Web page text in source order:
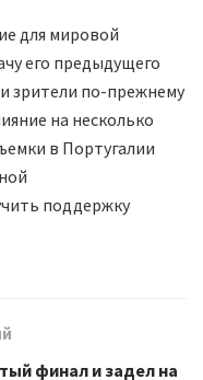
для мировой
его предыдущего
зрители по-прежнему
на несколько
в Португалии
поддержку
финал и задел на